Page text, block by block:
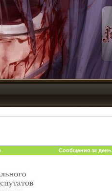
Сообщения за день